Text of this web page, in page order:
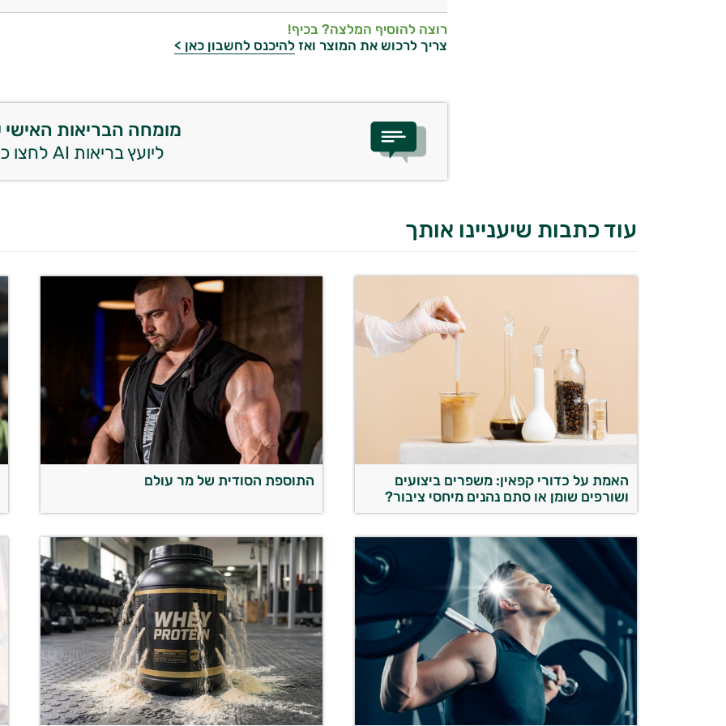
רוצה להוסיף המלצה? בכיף!
צריך לרכוש את המוצר ואז להיכנס לחשבון כאן >
מומחה הבריאות
ליועץ בריאות AI לחצו כאן
עוד כתבות שיעניינו אותך
האמת על כדורי קפאין: משפרים ביצועים
ושורפים שומן או סתם נהנים מיחסי ציבור?
התוספת הסודית של מר עולם